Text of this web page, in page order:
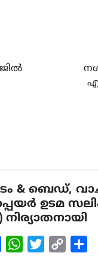
& ബെഡ്,
ഉടമ
നിര്യാതനായി
FacebookWhatsAppTwitterCopy